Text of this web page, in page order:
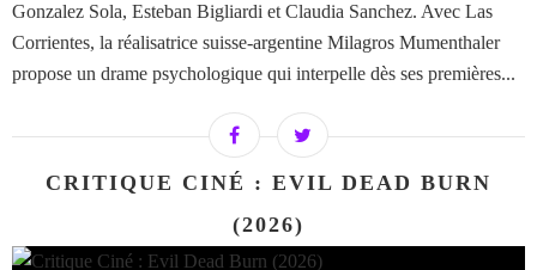
Gonzalez Sola, Esteban Bigliardi et Claudia Sanchez. Avec Las
Corrientes, la réalisatrice suisse-argentine Milagros Mumenthaler
propose un drame psychologique qui interpelle dès ses premières...
CRITIQUE CINÉ : EVIL DEAD BURN
(2026)